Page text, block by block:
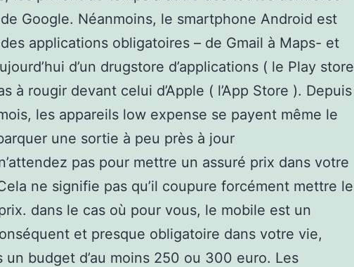
Google. Néanmoins, le smartphone Android est
applications obligatoires – de Gmail à Maps- et
d’un drugstore d’applications ( le Play store
à rougir devant celui d’Apple ( l’App Store ). Depuis
les appareils low expense se payent même le
une sortie à peu près à jour
pas pour mettre un assuré prix dans votre
ne signifie pas qu’il coupure forcément mettre le
dans le cas où pour vous, le mobile est un
et presque obligatoire dans votre vie,
budget d’au moins 250 ou 300 euro. Les